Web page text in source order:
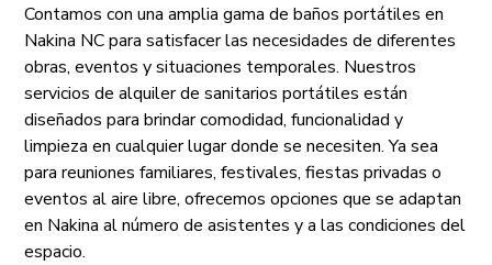
Contamos con una amplia gama de baños portátiles en
Nakina NC para satisfacer las necesidades de diferentes
obras, eventos y situaciones temporales. Nuestros
servicios de alquiler de sanitarios portátiles están
diseñados para brindar comodidad, funcionalidad y
limpieza en cualquier lugar donde se necesiten. Ya sea
para reuniones familiares, festivales, fiestas privadas o
eventos al aire libre, ofrecemos opciones que se adaptan
en Nakina al número de asistentes y a las condiciones del
espacio.